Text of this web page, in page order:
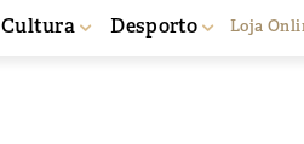
Cultura Desporto Loja